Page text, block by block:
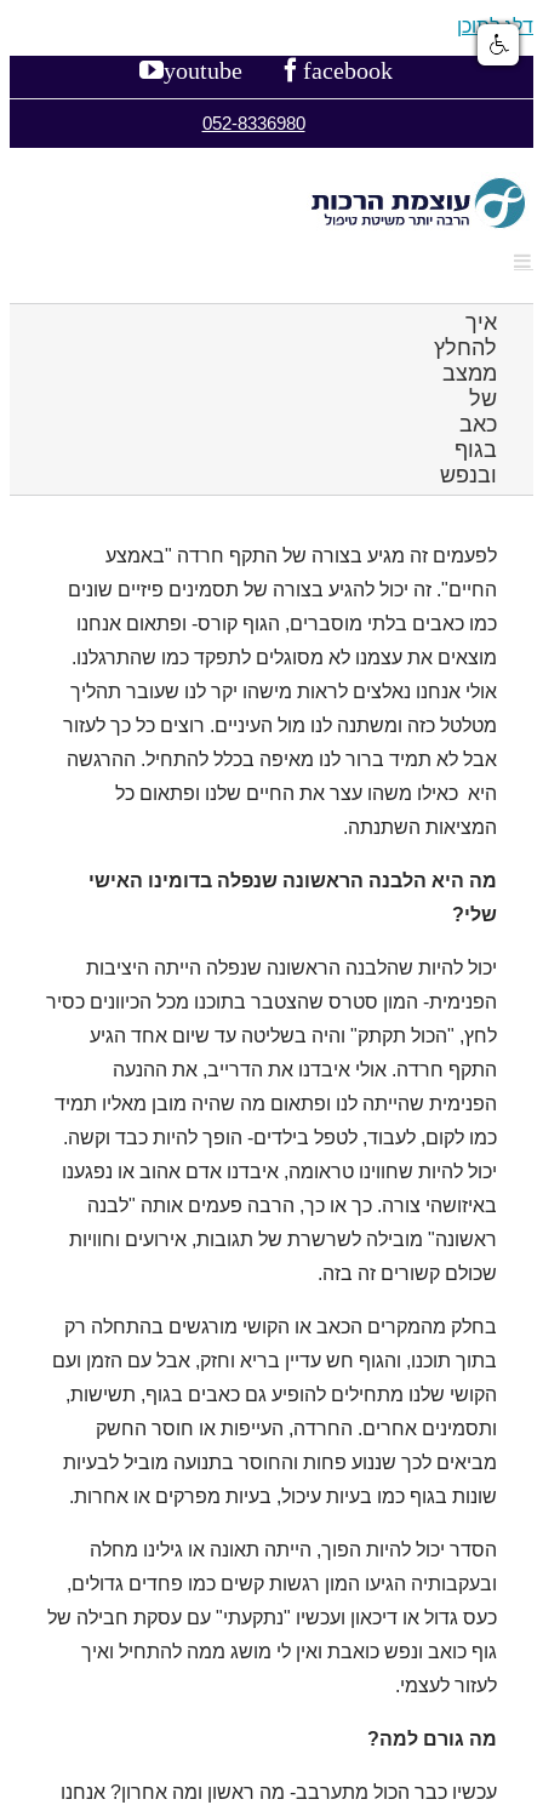
דלג לתוכן
facebook
youtube
052-8336980
איך
להחלץ
ממצב
של
כאב
בגוף
ובנפש
לפעמים זה מגיע בצורה של התקף חרדה "באמצע
החיים". זה יכול להגיע בצורה של תסמינים פיזיים שונים
כמו כאבים בלתי מוסברים, הגוף קורס- ופתאום אנחנו
מוצאים את עצמנו לא מסוגלים לתפקד כמו שהתרגלנו.
אולי אנחנו נאלצים לראות מישהו יקר לנו שעובר תהליך
מטלטל כזה ומשתנה לנו מול העיניים. רוצים כל כך לעזור
אבל לא תמיד ברור לנו מאיפה בכלל להתחיל. ההרגשה
היא כאילו משהו עצר את החיים שלנו ופתאום כל
המציאות השתנתה.
מה היא הלבנה הראשונה שנפלה בדומינו האישי
שלי?
יכול להיות שהלבנה הראשונה שנפלה הייתה היציבות
הפנימית- המון סטרס שהצטבר בתוכנו מכל הכיוונים כסיר
לחץ, "הכול תקתק" והיה בשליטה עד שיום אחד הגיע
התקף חרדה. אולי איבדנו את הדרייב, את ההנעה
הפנימית שהייתה לנו ופתאום מה שהיה מובן מאליו תמיד
כמו לקום, לעבוד, לטפל בילדים- הופך להיות כבד וקשה.
יכול להיות שחווינו טראומה, איבדנו אדם אהוב או נפגענו
באיזושהי צורה. כך או כך, הרבה פעמים אותה "לבנה
ראשונה" מובילה לשרשרת של תגובות, אירועים וחוויות
שכולם קשורים זה בזה.
בחלק מהמקרים הכאב או הקושי מורגשים בהתחלה רק
בתוך תוכנו, והגוף חש עדיין בריא וחזק, אבל עם הזמן ועם
הקושי שלנו מתחילים להופיע גם כאבים בגוף, תשישות,
ותסמינים אחרים. החרדה, העייפות או חוסר החשק
מביאים לכך שננוע פחות והחוסר בתנועה מוביל לבעיות
שונות בגוף כמו בעיות עיכול, בעיות מפרקים או אחרות.
הסדר יכול להיות הפוך, הייתה תאונה או גילינו מחלה
ובעקבותיה הגיעו המון רגשות קשים כמו פחדים גדולים,
כעס גדול או דיכאון ועכשיו "נתקעתי" עם עסקת חבילה של
גוף כואב ונפש כואבת ואין לי מושג ממה להתחיל ואיך
לעזור לעצמי.
מה גורם למה?
עכשיו כבר הכול מתערבב- מה ראשון ומה אחרון? אנחנו